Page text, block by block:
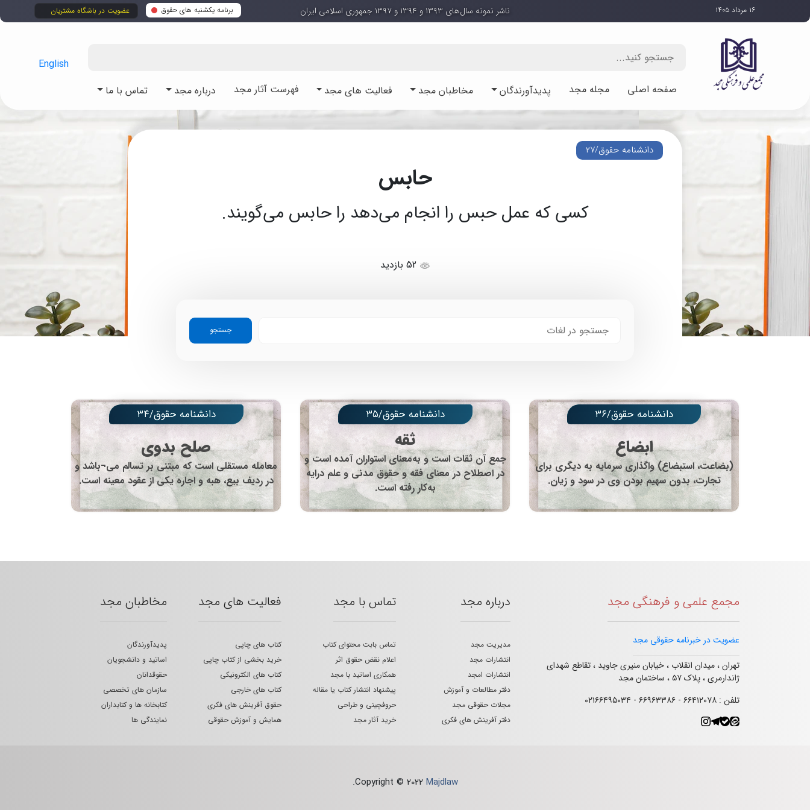
برنامه یکشنبه های حقوق عضویت در باشگاه مشتریان ۱۶ مرداد ۱۴۰۵ ناشر نمونه سال‌های ۱۳۹۳ و ۱۳۹۴ و ۱۳۹۷ جمهوری اسلامی ایران
صفحه اصلی مجله مجد پدیدآورندگان مخاطبان مجد فعالیت های مجد فهرست آثار مجد درباره مجد تماس با ما
English
دانشنامه حقوق/۲۷
حابس
کسی که عمل حبس را انجام می‌دهد را حابس می‌گویند.
52 بازدید
جستجو
دانشنامه حقوق/۳۶
ابضاع
(بضاعت، استبضاع) واگذاری سرمایه به دیگری برای
تجارت، بدون سهیم بودن وی در سود و زیان.
دانشنامه حقوق/۳۵
ثقه
جمع آن ثقات است و به‌معنای استواران آمده است و
در اصطلاح در معنای فقه و حقوق مدنی و علم درایه
به‌کار رفته است.
دانشنامه حقوق/۳۴
صلح بدوی
معامله مستقلی است که مبتنی بر تسالم می¬باشد و
در ردیف بیع، هبه و اجاره یکی از عقود معینه است.
مجمع علمی و فرهنگی مجد
عضویت در خبرنامه حقوقی مجد
تهران ، میدان انقلاب ، خیابان منیری جاوید ، تقاطع شهدای
ژاندارمری ، پلاک ۵۷ ، ساختمان مجد
تلفن : ۶۶۴۱۲۰۷۸ - ۶۶۹۶۳۳۸۶ - ۰۲۱۶۶۴۹۵۰۳۴
درباره مجد
مدیریت مجد
انتشارات مجد
انتشارات امجد
دفتر مطالعات و آموزش
مجلات حقوقی مجد
دفتر آفرینش های فکری
تماس با مجد
تماس بابت محتوای کتاب
اعلام نقض حقوق اثر
همکاری اساتید با مجد
پیشنهاد انتشار کتاب یا مقاله
حروفچینی و طراحی
خرید آثار مجد
فعالیت های مجد
کتاب های چاپی
خرید بخشی از کتاب چاپی
کتاب های الکترونیکی
کتاب های خارجی
حقوق آفرینش های فکری
همایش و آموزش حقوقی
مخاطبان مجد
پدیدآورندگان
اساتید و دانشجویان
حقوقدانان
سازمان های تخصصی
کتابخانه ها و کتابداران
نمایندگی ها
Copyright © 2022 Majdlaw
.